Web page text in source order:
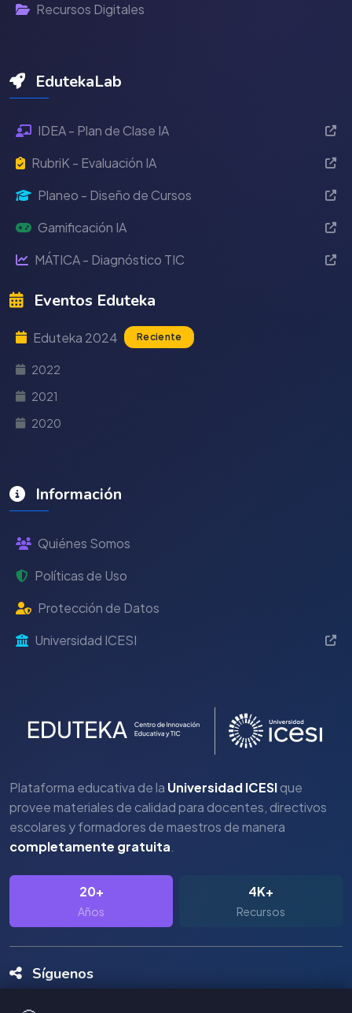
Recursos Digitales
EdutekaLab
IDEA - Plan de Clase IA
RubriK - Evaluación IA
Planeo - Diseño de Cursos
Gamificación IA
MÁTICA - Diagnóstico TIC
Eventos Eduteka
Eduteka 2024 Reciente
2022
2021
2020
Información
Quiénes Somos
Políticas de Uso
Protección de Datos
Universidad ICESI
Plataforma educativa de la Universidad ICESIque
provee materiales de calidad para docentes, directivos
escolares y formadores de maestros de manera
completamente gratuita.
20+
Años
4K+
Recursos
Síguenos